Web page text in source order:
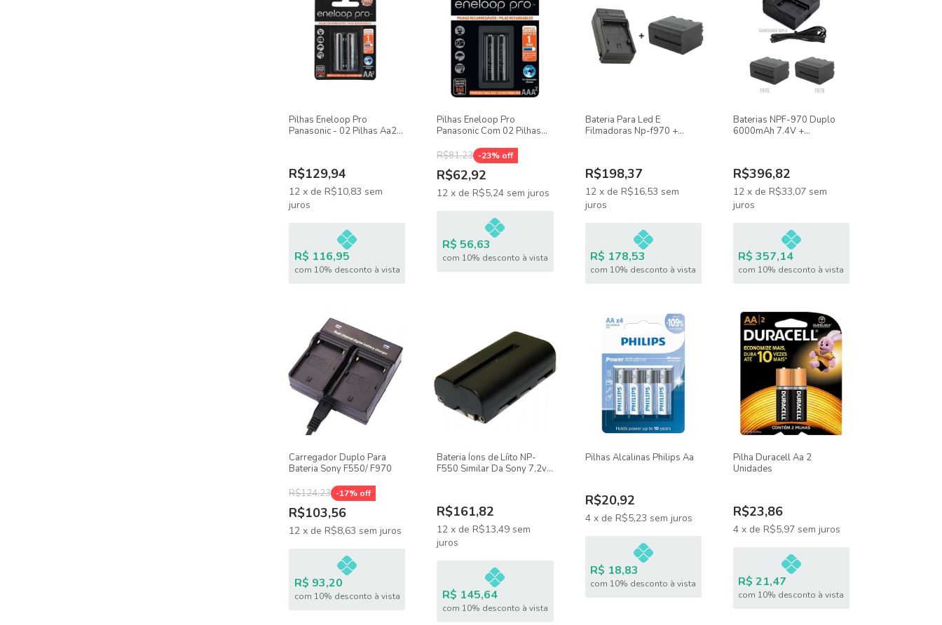
Pilhas Eneloop Pro
Panasonic - 02 Pilhas Aa2-
R$129,94
12 x de R$10,83 sem
juros
R$ 116,95
com 10% desconto à vista
Pilhas Eneloop Pro
Panasonic Com 02 Pilhas
R$81,23 -23% off
R$62,92
12 x deR$5,24 sem juros
R$ 56,63
com 10% desconto à vista
Bateria Para Led E
Filmadoras Np-f970 +
R$198,37
12 x de R$16,53 sem
juros
R$ 178,53
com 10% desconto à vista
Baterias NPF-970 Duplo
6000mAh 7.4V +
R$396,82
12 x de R$33,07 sem
juros
R$ 357,14
com 10% desconto à vista
Carregador Duplo Para
Bateria Sony F550/ F970
R$124,23 -17% off
R$103,56
12 x de R$8,63 sem juros
R$ 93,20
com 10% desconto à vista
Bateria Íons de Líito NP-
F550 Similar Da Sony 7,2v
R$161,82
12 x deR$13,49 sem
juros
R$ 145,64
com 10% desconto à vista
Pilhas Alcalinas Philips Aa
R$20,92
4 x de R$5,23 sem juros
R$ 18,83
com 10% desconto à vista
Pilha Duracell Aa 2
Unidades
R$23,86
4 x de R$5,97 sem juros
R$ 21,47
com 10% desconto à vista